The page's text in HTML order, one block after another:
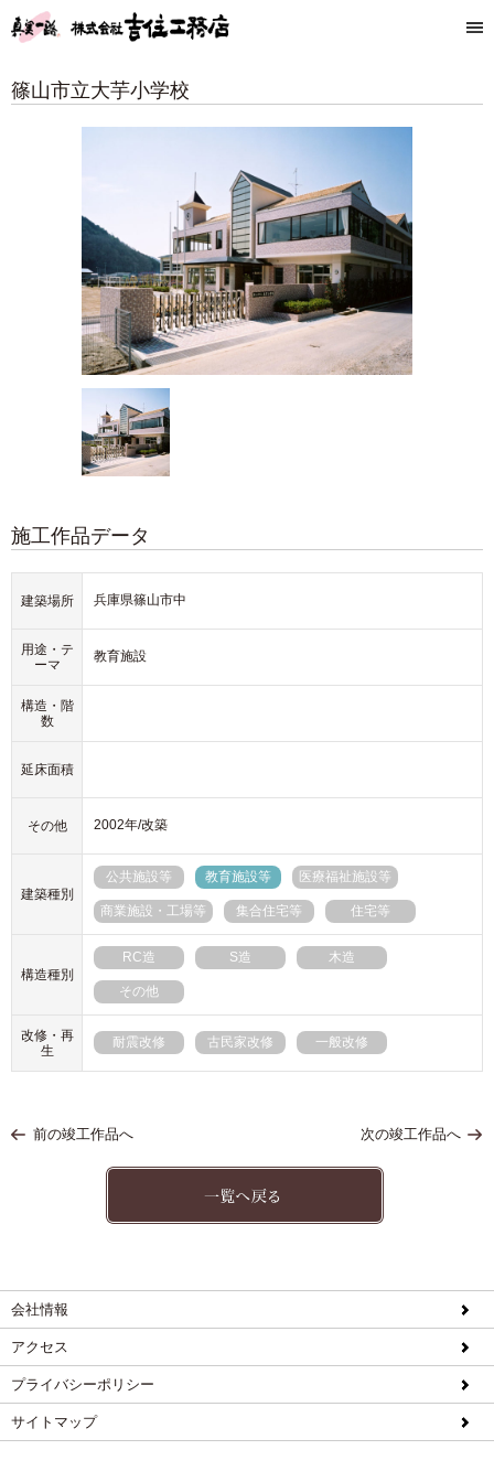
篠山市立大芋小学校
施工作品データ
建築場所 兵庫県篠山市中
用途・テ
ーマ
教育施設
構造・階
数
延床面積
その他 2002年/改築
建築種別
公共施設等 教育施設等 医療福祉施設等
商業施設・工場等 集合住宅等 住宅等
構造種別
RC造 S造 木造
その他
改修・再
生
耐震改修 古民家改修 一般改修
前の竣工作品へ 次の竣工作品へ
会社情報
アクセス
プライバシーポリシー
サイトマップ